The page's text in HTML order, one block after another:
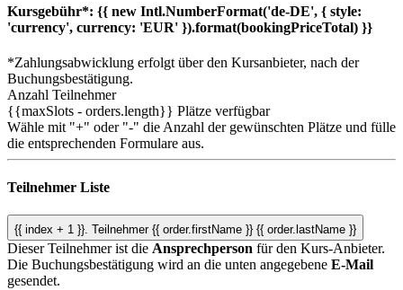
Kursgebühr*: {{ new Intl.NumberFormat('de-DE', { style:
'currency', currency: 'EUR' }).format(bookingPriceTotal) }}
*Zahlungsabwicklung erfolgt über den Kursanbieter, nach der
Buchungsbestätigung.
Anzahl Teilnehmer
{{maxSlots - orders.length}} Plätze verfügbar
Wähle mit "+" oder "-" die Anzahl der gewünschten Plätze und fülle
die entsprechenden Formulare aus.
Teilnehmer Liste
{{ index + 1 }}. Teilnehmer {{ order.firstName }} {{ order.lastName }}
Dieser Teilnehmer ist die Ansprechperson für den Kurs-Anbieter.
Die Buchungsbestätigung wird an die unten angegebene E-Mail
gesendet.